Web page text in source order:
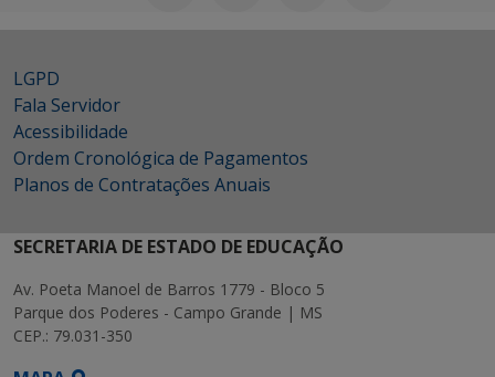
LGPD
Fala Servidor
Acessibilidade
Ordem Cronológica de Pagamentos
Planos de Contratações Anuais
SECRETARIA DE ESTADO DE EDUCAÇÃO
Av. Poeta Manoel de Barros 1779 - Bloco 5
Parque dos Poderes - Campo Grande | MS
CEP.: 79.031-350